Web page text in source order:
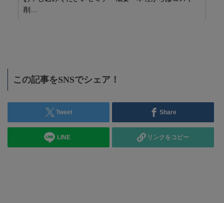
削…
この記事をSNSでシェア！
Tweet Share
LINE リンクをコピー